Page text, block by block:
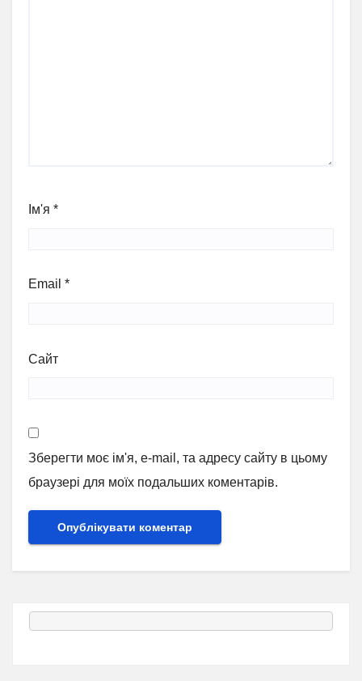
Ім'я *
Email *
Сайт
Зберегти моє ім'я, e-mail, та адресу сайту в цьому
браузері для моїх подальших коментарів.